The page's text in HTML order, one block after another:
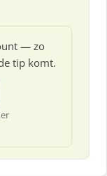
— zo
tip komt.